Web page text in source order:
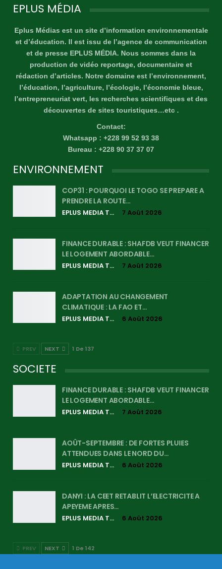
EPLUS MÉDIA
Eplus Médias est un site d’information environnementale
et d’éducation. Il est issu de l’agence de communication
et de presse EPLUS MÉDIA. Nous sommes dans la
production de vidéo reportage, documentaire et
rédaction d’articles. Notre domaine est l’environnement,
l’éducation, l’agriculture, l’écologie, l’économie bleue,
l’entrepreneuriat vert, les recherches scientifiques et des
découvertes de sites touristiques…etc .
Contact:
Whatsapp : +228 99 52 93 38
Bureau : +228 90 37 37 07
ENVIRONNEMENT
COP31 : POURQUOI LE TOGO SE PREPARE A
PRENDRE LA ROUTE…
EPLUS MEDIA TV 7 Août 2026
FINANCE DURABLE : SHAFDB VEUT FINANCER
LE LOGEMENT ABORDABLE…
EPLUS MEDIA TV 7 Août 2026
ADAPTATION AU CHANGEMENT
CLIMATIQUE : LA FAO ET…
EPLUS MEDIA TV 6 Août 2026
PREV NEXT 1 De 137
SOCIETE
FINANCE DURABLE : SHAFDB VEUT FINANCER
LE LOGEMENT ABORDABLE…
EPLUS MEDIA TV 7 Août 2026
AOÛT-SEPTEMBRE : DE FORTES PLUIES
ATTENDUES DANS LE NORD DU…
EPLUS MEDIA TV 6 Août 2026
DANYI : LA CEET RETABLIT L’ELECTRICITE A
APEYEME APRES…
EPLUS MEDIA TV 6 Août 2026
PREV NEXT 1 De 142